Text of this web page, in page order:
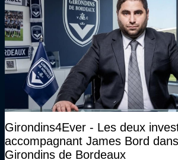
Girondins4Ever - Les deux
accompagnant James Bord
Girondins de Bordeaux